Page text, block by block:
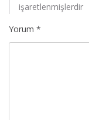
işaretlenmişlerdir
Yorum *